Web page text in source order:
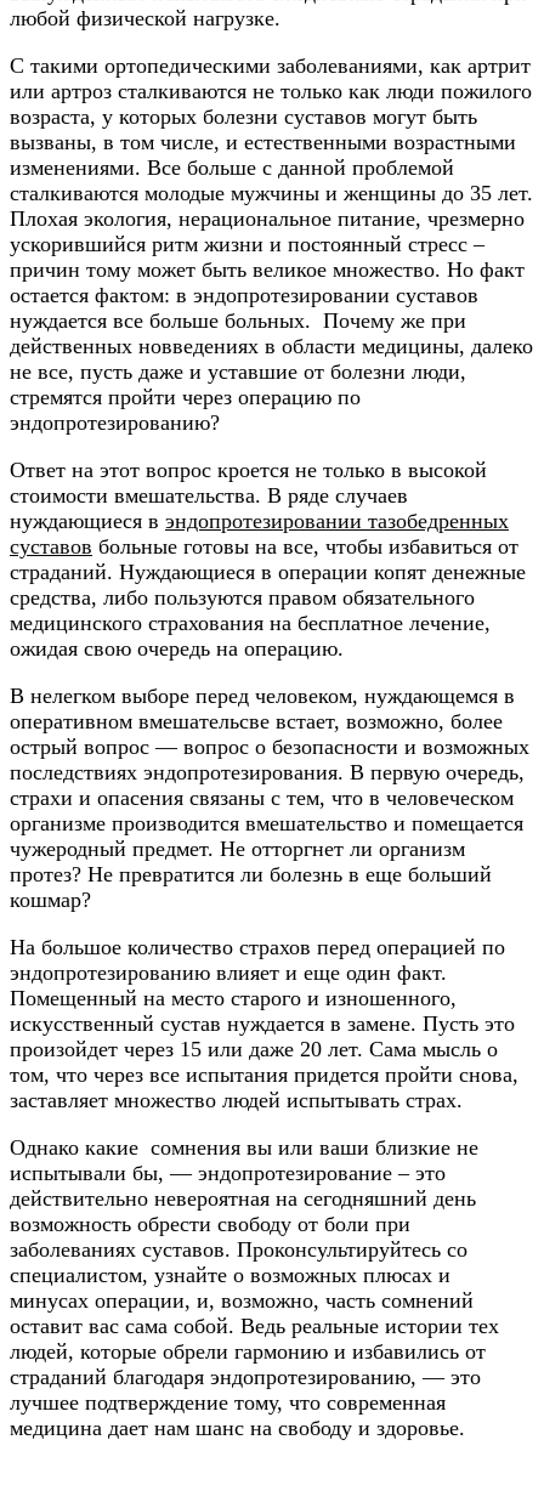
любой физической нагрузке.
С такими ортопедическими заболеваниями, как артрит
или артроз сталкиваются не только как люди пожилого
возраста, у которых болезни суставов могут быть
вызваны, в том числе, и естественными возрастными
изменениями. Все больше с данной проблемой
сталкиваются молодые мужчины и женщины до 35 лет.
Плохая экология, нерациональное питание, чрезмерно
ускорившийся ритм жизни и постоянный стресс –
причин тому может быть великое множество. Но факт
остается фактом: в эндопротезировании суставов
нуждается все больше больных. Почему же при
действенных новведениях в области медицины, далеко
не все, пусть даже и уставшие от болезни люди,
стремятся пройти через операцию по
эндопротезированию?
Ответ на этот вопрос кроется не только в высокой
стоимости вмешательства. В ряде случаев
нуждающиеся в эндопротезировании тазобедренных
суставов больные готовы на все, чтобы избавиться от
страданий. Нуждающиеся в операции копят денежные
средства, либо пользуются правом обязательного
медицинского страхования на бесплатное лечение,
ожидая свою очередь на операцию.
В нелегком выборе перед человеком, нуждающемся в
оперативном вмешательсве встает, возможно, более
острый вопрос — вопрос о безопасности и возможных
последствиях эндопротезирования. В первую очередь,
страхи и опасения связаны с тем, что в человеческом
организме производится вмешательство и помещается
чужеродный предмет. Не отторгнет ли организм
протез? Не превратится ли болезнь в еще больший
кошмар?
На большое количество страхов перед операцией по
эндопротезированию влияет и еще один факт.
Помещенный на место старого и изношенного,
искусственный сустав нуждается в замене. Пусть это
произойдет через 15 или даже 20 лет. Сама мысль о
том, что через все испытания придется пройти снова,
заставляет множество людей испытывать страх.
Однако какие сомнения вы или ваши близкие не
испытывали бы, — эндопротезирование – это
действительно невероятная на сегодняшний день
возможность обрести свободу от боли при
заболеваниях суставов. Проконсультируйтесь со
специалистом, узнайте о возможных плюсах и
минусах операции, и, возможно, часть сомнений
оставит вас сама собой. Ведь реальные истории тех
людей, которые обрели гармонию и избавились от
страданий благодаря эндопротезированию, — это
лучшее подтверждение тому, что современная
медицина дает нам шанс на свободу и здоровье.